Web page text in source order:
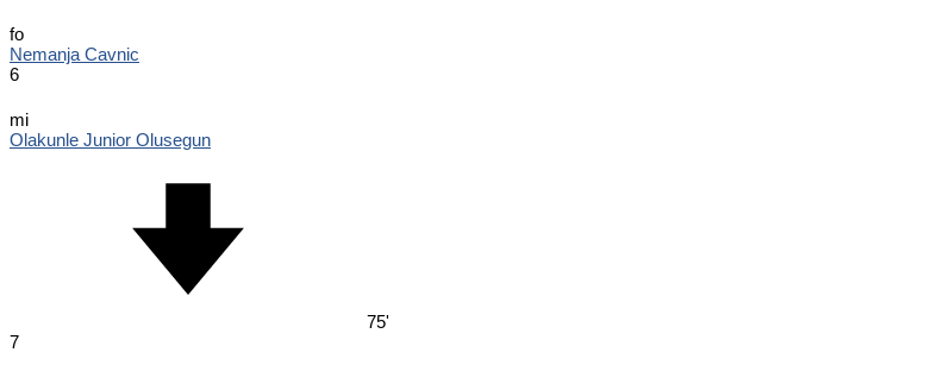
fo
Nemanja Cavnic
6
mi
Olakunle Junior Olusegun
75'
7